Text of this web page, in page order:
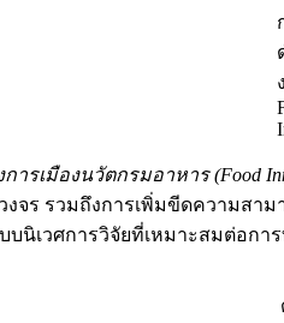
การเมืองนวัตกรมอาหาร (Food
ร รวมถึงการเพิ่มขีดความสา
บนิเวศการวิจัยที่เหมาะสมต่อ